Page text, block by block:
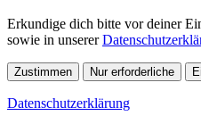
Erkundige dich bitte vor deiner
sowie in unserer
Zustimmen Nur erforderliche
Datenschutzerklärung